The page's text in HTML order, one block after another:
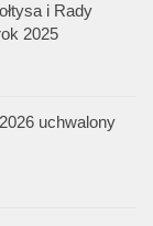
i Rady
2025
uchwalony